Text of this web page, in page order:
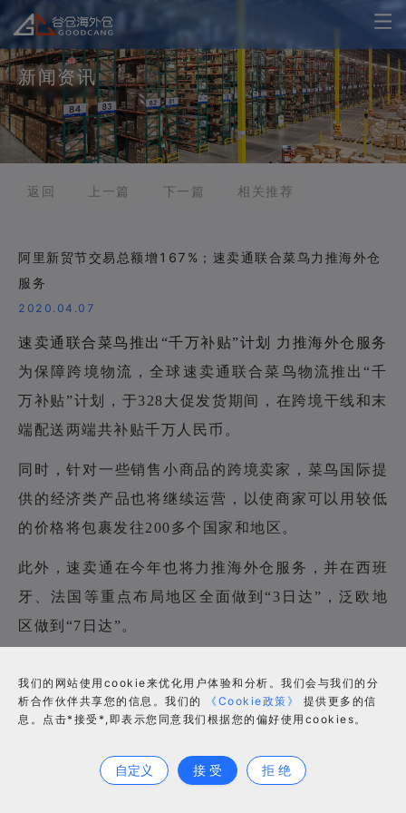
新闻资讯
返回 上一篇 下一篇 相关推荐
阿里新贸节交易总额增167%；速卖通联合菜鸟力推海外仓
服务
2020.04.07
速卖通联合菜鸟推出“千万补贴”计划 力推海外仓服务
为保障跨境物流，全球速卖通联合菜鸟物流推出“千
万补贴”计划，于328大促发货期间，在跨境干线和末
端配送两端共补贴千万人民币。
同时，针对一些销售小商品的跨境卖家，菜鸟国际提
供的经济类产品也将继续运营，以使商家可以用较低
的价格将包裹发往200多个国家和地区。
此外，速卖通在今年也将力推海外仓服务，并在西班
牙、法国等重点布局地区全面做到“3日达”，泛欧地
区做到“7日达”。
据美鸥网报道，受疫情影响，消费者网购需求激增，
美国和加拿大订单数量增长了52%。
据营销平台Emarsys和分析平台GoodData的数据显
我们的网站使用cookie来优化用户体验和分析。我们会与我们的分
析合作伙伴共享您的信息。我们的
《Cookie政策》
提供更多的信
息。点击*接受*,即表示您同意我们根据您的偏好使用cookies。
自定义 接 受 拒 绝